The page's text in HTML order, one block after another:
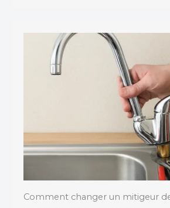
Comment changer un mitigeur